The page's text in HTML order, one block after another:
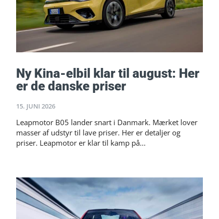
Ny Kina-elbil klar til august: Her
er de danske priser
15. JUNI 2026
Leapmotor B05 lander snart i Danmark. Mærket lover
masser af udstyr til lave priser. Her er detaljer og
priser. Leapmotor er klar til kamp på...